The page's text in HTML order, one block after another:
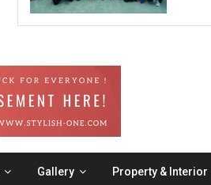
Gallery Property & Interior